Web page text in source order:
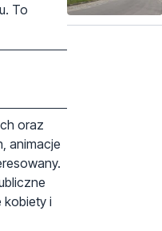
To
oraz
animacje
kobiety i